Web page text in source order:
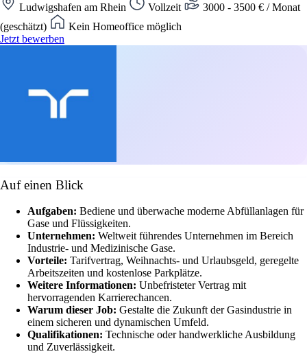
Ludwigshafen am Rhein Vollzeit
3000 - 3500 € / Monat
(geschätzt)
Kein Homeoffice möglich
Jetzt bewerben
Auf einen Blick
Aufgaben: Bediene und überwache moderne Abfüllanlagen für
Gase und Flüssigkeiten.
Unternehmen: Weltweit führendes Unternehmen im Bereich
Industrie- und Medizinische Gase.
Vorteile: Tarifvertrag, Weihnachts- und Urlaubsgeld, geregelte
Arbeitszeiten und kostenlose Parkplätze.
Weitere Informationen: Unbefristeter Vertrag mit
hervorragenden Karrierechancen.
Warum dieser Job: Gestalte die Zukunft der Gasindustrie in
einem sicheren und dynamischen Umfeld.
Qualifikationen: Technische oder handwerkliche Ausbildung
und Zuverlässigkeit.